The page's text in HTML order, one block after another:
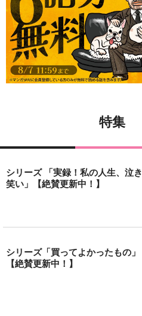
特集
シリーズ 「実録！私の人生、泣き
笑い」【絶賛更新中！】
シリーズ「買ってよかったもの」
【絶賛更新中！】